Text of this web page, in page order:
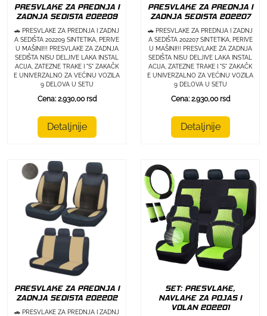
PRESVLAKE ZA PREDNJA I
ZADNJA SEDISTA 202209
🚗 PRESVLAKE ZA PREDNJA I ZADNJ
A SEDIŠTA 202209 SINTETIKA, PERIVE
U MAŠINI!!! PRESVLAKE ZA ZADNJA
SEDIŠTA NISU DELJIVE LAKA INSTAL
ACIJA, ZATEZNE TRAKE I "S" ZAKAČK
E UNIVERZALNO ZA VEĆINU VOZILA
9 DELOVA U SETU
Cena: 2.930,00 rsd
Detaljnije
PRESVLAKE ZA PREDNJA I
ZADNJA SEDISTA 202207
🚗 PRESVLAKE ZA PREDNJA I ZADNJ
A SEDIŠTA 202207 SINTETIKA, PERIVE
U MAŠINI!!! PRESVLAKE ZA ZADNJA
SEDIŠTA NISU DELJIVE LAKA INSTAL
ACIJA, ZATEZNE TRAKE I "S" ZAKAČK
E UNIVERZALNO ZA VEĆINU VOZILA
9 DELOVA U SETU
Cena: 2.930,00 rsd
Detaljnije
PRESVLAKE ZA PREDNJA I
ZADNJA SEDISTA 202202
🚗 PRESVLAKE ZA PREDNJA I ZADNJ
SET: PRESVLAKE,
NAVLAKE ZA POJAS I
VOLAN 202201